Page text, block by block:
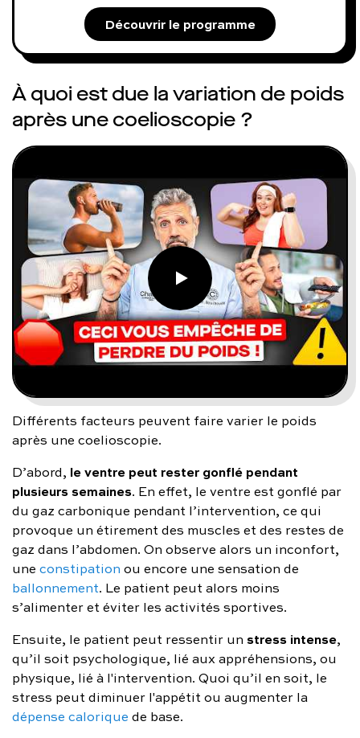
Découvrir le programme
À quoi est due la variation de poids
après une coelioscopie ?
Différents facteurs peuvent faire varier le poids
après une coelioscopie.
D’abord, le ventre peut rester gonflé pendant
plusieurs semaines. En effet, le ventre est gonflé par
du gaz carbonique pendant l’intervention, ce qui
provoque un étirement des muscles et des restes de
gaz dans l’abdomen. On observe alors un inconfort,
une constipation ou encore une sensation de
ballonnement. Le patient peut alors moins
s’alimenter et éviter les activités sportives.
Ensuite, le patient peut ressentir un stress intense,
qu’il soit psychologique, lié aux appréhensions, ou
physique, lié à l'intervention. Quoi qu’il en soit, le
stress peut diminuer l'appétit ou augmenter la
dépense calorique de base.